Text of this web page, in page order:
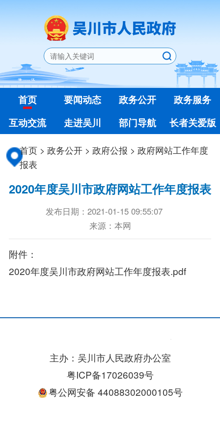
首页 要闻动态 政务公开
政务服务
互动交流
走进吴川 部门导航 长者关爱版
首页 >政务公开 >政府公报 >政府网站工作年度
报表
2020年度吴川市政府网站工作年度报表
发布日期：2021-01-15 09:55:07
来源：本网
附件：
2020年度吴川市政府网站工作年度报表.pdf
主办：吴川市人民政府办公室
粤ICP备17026039号
粤公网安备 44088302000105号